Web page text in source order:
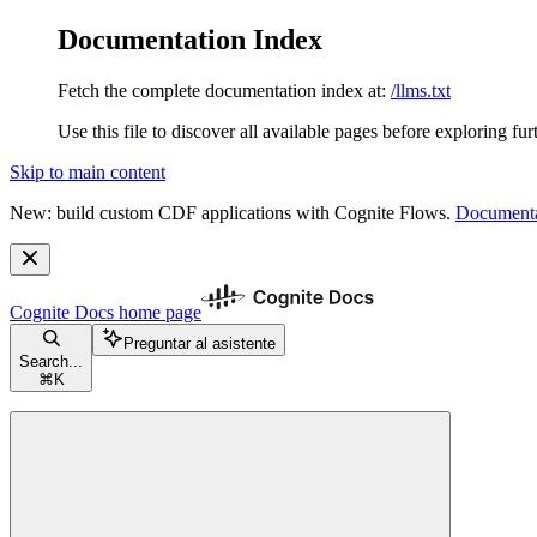
Documentation Index
Fetch the complete documentation index at: /llms.txt
Use this file to discover all available pages before exploring
Skip to main content
New: build custom CDF applications with Cognite Flows.
Cognite Docs home page
Search...
⌘ K
Preguntar al asistente